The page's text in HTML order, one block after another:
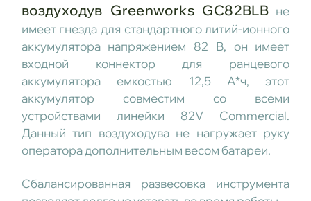
воздуходув Greenworks GC82BLB не
имеет гнезда для стандартного литий-ионного
аккумулятора напряжением 82 В, он имеет
входной коннектор для ранцевого
аккумулятора емкостью 12,5 А*ч, этот
аккумулятор совместим со всеми
устройствами линейки 82V Commercial.
Данный тип воздуходува не нагружает руку
оператора дополнительным весом батареи.
Сбалансированная развесовка инструмента